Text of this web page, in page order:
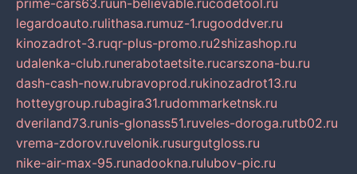
prime-cars63.ruun-believable.rucodetool.ru
legardoauto.rulithasa.rumuz-1.rugooddver.ru
kinozadrot-3.ruqr-plus-promo.ru2shizashop.ru
udalenka-club.runerabotaetsite.rucarszona-bu.ru
dash-cash-now.rubravoprod.rukinozadrot13.ru
hotteygroup.rubagira31.rudommarketnsk.ru
dveriland73.runis-glonass51.ruveles-doroga.rutb02.ru
vrema-zdorov.ruvelonik.rusurgutgloss.ru
nike-air-max-95.runadookna.rulubov-pic.ru